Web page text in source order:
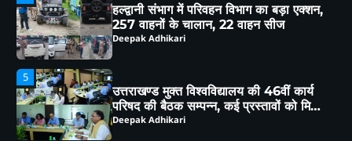
कार्य परिषद की संस्तुति
Deepak Adhikari
1
चेहल्लुम पर अखाड़ा शमशीर-ए-हैदरी का आयोजन,
हैरतअंगेज़ अखाड़ों, करतबों ने बांधा समा, ताज़िया
दारों, दंगल विजेताओं व लंगर कमेटियों का हुआ
सम्मान
Deepak Adhikari